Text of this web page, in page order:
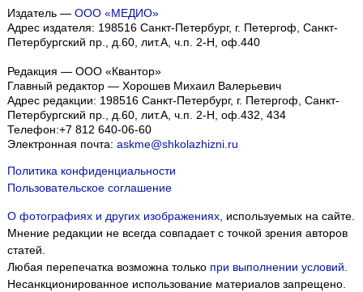
Издатель — ООО «МЕДИО»
Адрес издателя: 198516 Санкт-Петербург, г. Петергоф, Санкт-
Петербургский пр., д.60, лит.А, ч.п. 2-Н, оф.440
Редакция — ООО «Квантор»
Главный редактор — Хорошев Михаил Валерьевич
Адрес редакции: 198516 Санкт-Петербург, г. Петергоф, Санкт-
Петербургский пр., д.60, лит.А, ч.п. 2-Н, оф.432, 434
Телефон:+7 812 640-06-60
Электронная почта: askme@shkolazhizni.ru
Политика конфиденциальности
Пользовательское соглашение
О фотографиях и других изображениях, используемых на сайте.
Мнение редакции не всегда совпадает с точкой зрения авторов
статей.
Любая перепечатка возможна только при выполнении условий.
Несанкционированное использование материалов запрещено.